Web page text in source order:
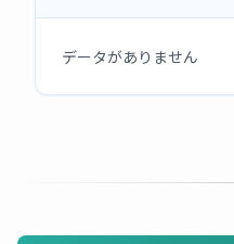
データがありません